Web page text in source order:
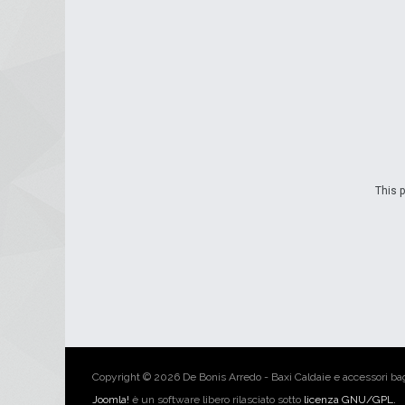
This
Copyright © 2026 De Bonis Arredo - Baxi Caldaie e accessori
Joomla! è un software libero rilasciato sotto licenza GNU/GPL.